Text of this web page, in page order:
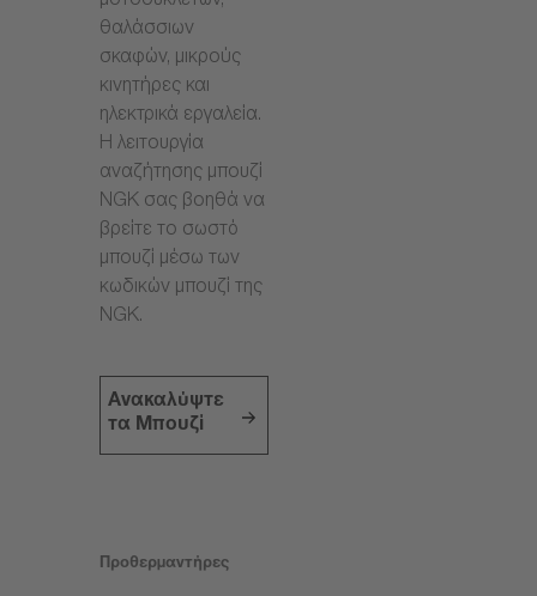
θαλάσσιων
σκαφών, μικρούς
κινητήρες και
ηλεκτρικά εργαλεία.
Η λειτουργία
αναζήτησης μπουζί
NGK σας βοηθά να
βρείτε το σωστό
μπουζί μέσω των
κωδικών μπουζί της
NGK.
Ανακαλύψτε
τα Μπουζί
Προθερμαντήρες